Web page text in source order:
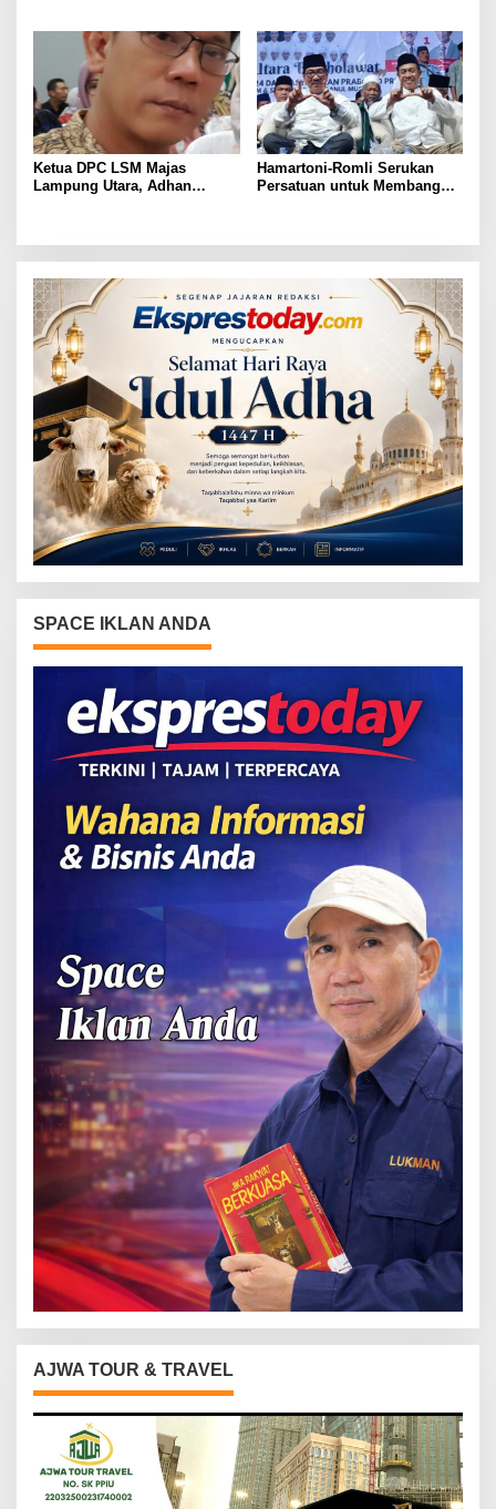
Ketua DPC LSM Majas
Lampung Utara, Adhan
Hamartoni-Romli Serukan
Persatuan untuk Membangun
SPACE IKLAN ANDA
AJWA TOUR & TRAVEL